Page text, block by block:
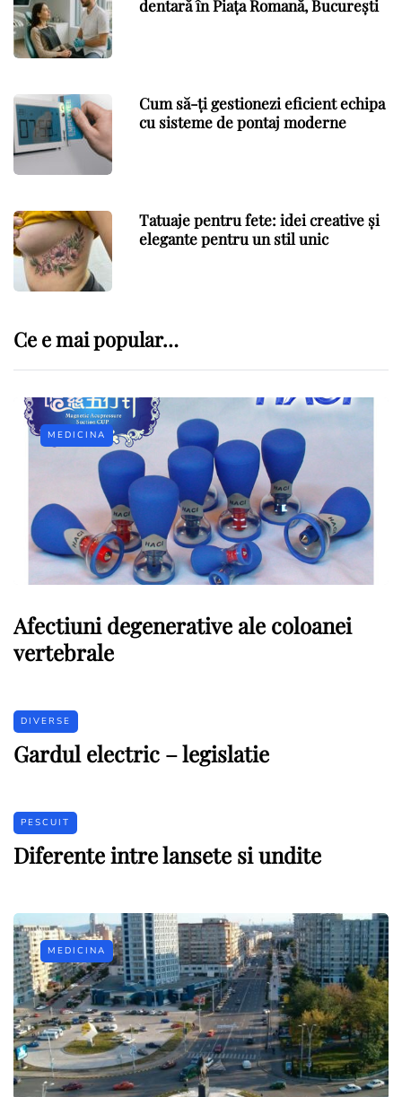
dentară în Piața Romană, București
Cum să-ți gestionezi eficient echipa
cu sisteme de pontaj moderne
Tatuaje pentru fete: idei creative și
elegante pentru un stil unic
Ce e mai popular…
MEDICINA
Afectiuni degenerative ale coloanei
vertebrale
DIVERSE
Gardul electric – legislatie
PESCUIT
Diferente intre lansete si undite
MEDICINA